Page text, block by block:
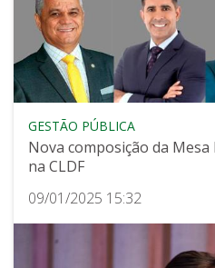
GESTÃO PÚBLICA
Nova composição da
na CLDF
09/01/2025 15:32